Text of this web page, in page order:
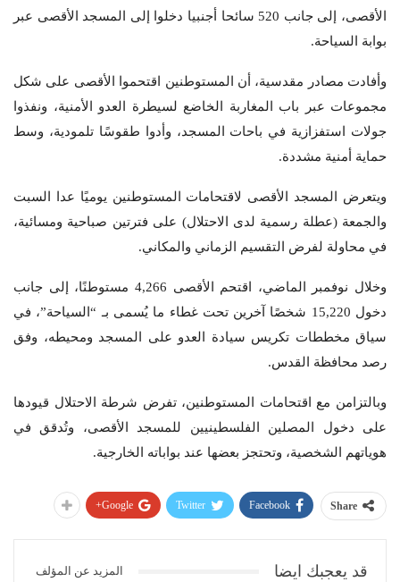
الأقصى، إلى جانب 520 سائحا أجنبيا دخلوا إلى المسجد الأقصى عبر
بوابة السياحة.
وأفادت مصادر مقدسية، أن المستوطنين اقتحموا الأقصى على شكل
مجموعات عبر باب المغاربة الخاضع لسيطرة العدو الأمنية، ونفذوا
جولات استفزازية في باحات المسجد، وأدوا طقوسًا تلمودية، وسط
حماية أمنية مشددة.
ويتعرض المسجد الأقصى لاقتحامات المستوطنين يوميًا عدا السبت
والجمعة (عطلة رسمية لدى الاحتلال) على فترتين صباحية ومسائية،
في محاولة لفرض التقسيم الزماني والمكاني.
وخلال نوفمبر الماضي، اقتحم الأقصى 4,266 مستوطنًا، إلى جانب
دخول 15,220 شخصًا آخرين تحت غطاء ما يُسمى بـ “السياحة”، في
سياق مخططات تكريس سيادة العدو على المسجد ومحيطه، وفق
رصد محافظة القدس.
وبالتزامن مع اقتحامات المستوطنين، تفرض شرطة الاحتلال قيودها
على دخول المصلين الفلسطينيين للمسجد الأقصى، وتُدقق في
هوياتهم الشخصية، وتحتجز بعضها عند بواباته الخارجية.
Share
Facebook
Twitter
Google+
قد يعجبك ايضا المزيد عن المؤلف